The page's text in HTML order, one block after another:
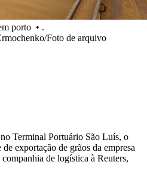
porto • .
Foto de arquivo
Terminal Portuário ​São Luís, o
exportação de grãos da empresa
de logística à Reuters,